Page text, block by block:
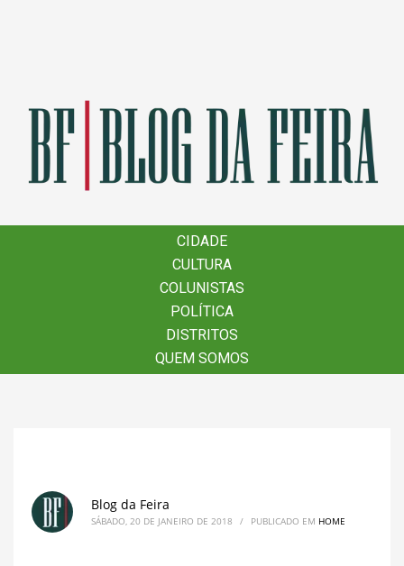
CIDADE
CULTURA
COLUNISTAS
POLÍTICA
DISTRITOS
QUEM SOMOS
CIDADE
CULTURA
COLUNISTAS
POLÍTICA
DISTRITOS
QUEM SOMOS
Blog da Feira
SÁBADO, 20 DE JANEIRO DE 2018 / PUBLICADO EM HOME